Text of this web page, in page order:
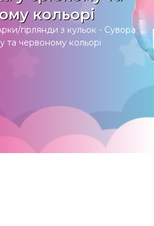
кольорі
гірлянди з кульок - Сувора
та червоному кольорі